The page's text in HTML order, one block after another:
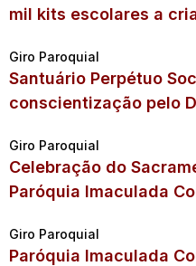
mil kits escolares a
Giro Paroquial
Santuário Perpétuo
conscientização pelo
Giro Paroquial
Celebração do
Paróquia Imaculada
Giro Paroquial
Paróquia Imaculada